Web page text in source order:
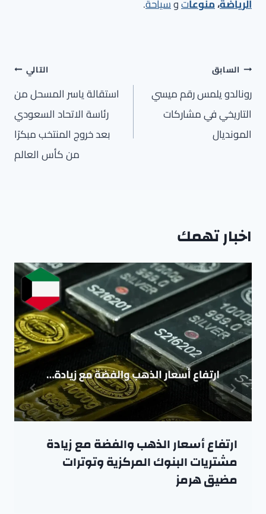
الرياضة،منوعاتوسياحة.
تصفّح
المقالات
السابق
رونالدو يلمس رقم ميسي
التاريخي في مشاركات
المونديال
التالي
استقالة ياسر المسحل من
رئاسة الاتحاد السعودي
بعد خروج المنتخب مبكرًا
من كأس العالم
اخبار تهمك
ارتفاع أسعار الذهب والفضة مع زيادة
مشتريات البنوك المركزية وتوترات
مضيق هرمز